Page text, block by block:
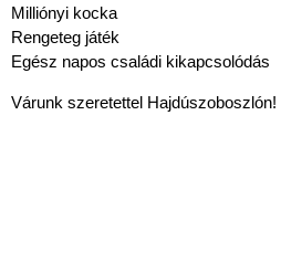
Milliónyi kocka
Rengeteg játék
Egész napos családi kikapcsolódás
Várunk szeretettel Hajdúszoboszlón!